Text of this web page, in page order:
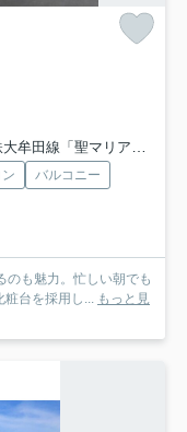
田線「聖マリア病院前」駅 徒歩20分
バルコニー
のも魅力。忙しい朝でも
粧台を採用し... もっと見